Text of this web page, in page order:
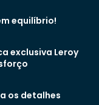
equilíbrio!
exclusiva Leroy
os detalhes